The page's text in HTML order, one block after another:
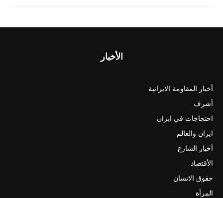
الأخبار
أخبار المقاومة الايرانية
أشرف
احتجاجات في ايران
ايران والعالم
أخبار الشارع
الأقتصاد
حقوق الانسان
المرأة